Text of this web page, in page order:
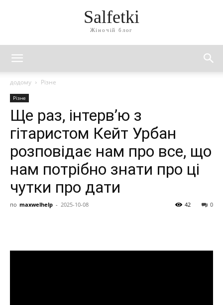
Salfetki
Жіночій блог
додому Різне
Різне
Ще раз, інтерв’ю з
гітаристом Кейт Урбан
розповідає нам про все, що
нам потрібно знати про ці
чутки про дати
по maxwelhelp - 2025-10-08 0
42